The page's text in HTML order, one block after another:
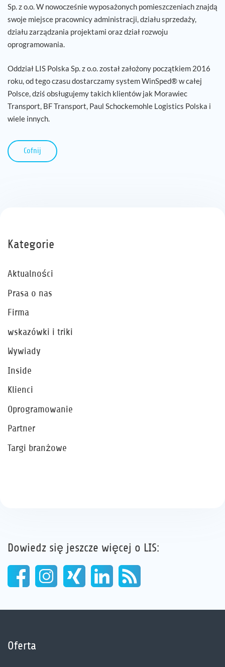
Sp. z o.o. W nowocześnie wyposażonych pomieszczeniach znajdą
swoje miejsce pracownicy administracji, działu sprzedaży,
działu zarządzania projektami oraz dział rozwoju
oprogramowania.
Oddział LIS Polska Sp. z o.o. został założony początkiem 2016
roku, od tego czasu dostarczamy system WinSped® w całej
Polsce, dziś obsługujemy takich klientów jak Morawiec
Transport, BF Transport, Paul Schockemohle Logistics Polska i
wiele innych.
Cofnij
Kategorie
Aktualności
Prasa o nas
Firma
wskazówki i triki
Wywiady
Inside
Klienci
Oprogramowanie
Partner
Targi branżowe
Dowiedz się jeszcze więcej o LIS:
Oferta